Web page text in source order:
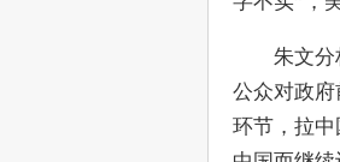
朱文分析
公众对政
环节，拉